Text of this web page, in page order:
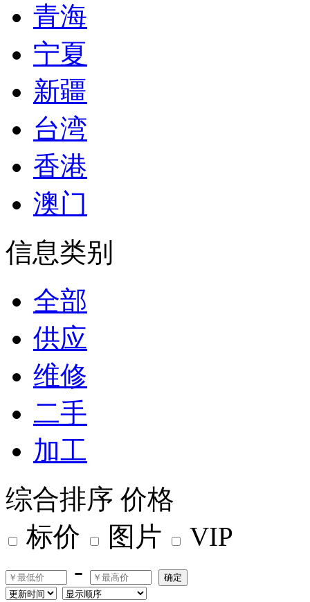
青海
宁夏
新疆
台湾
香港
澳门
信息类别
全部
供应
维修
二手
加工
综合排序 价格
标价
图片
VIP
-
确定